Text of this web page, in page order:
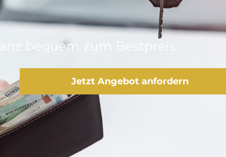
bequem zum Bestpreis.
Jetzt Angebot anfordern